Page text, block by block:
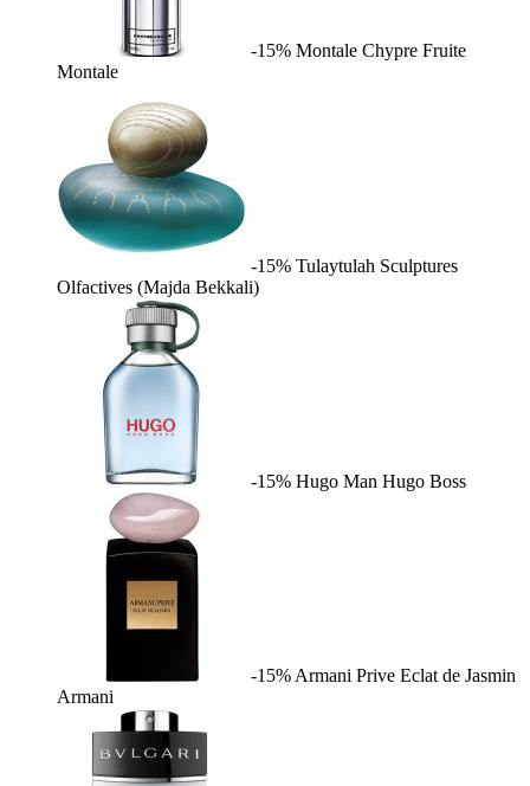
-15% Montale Chypre Fruite
Montale
-15% Tulaytulah Sculptures
Olfactives (Majda Bekkali)
-15% Hugo Man Hugo Boss
-15% Armani Prive Eclat de Jasmin
Armani